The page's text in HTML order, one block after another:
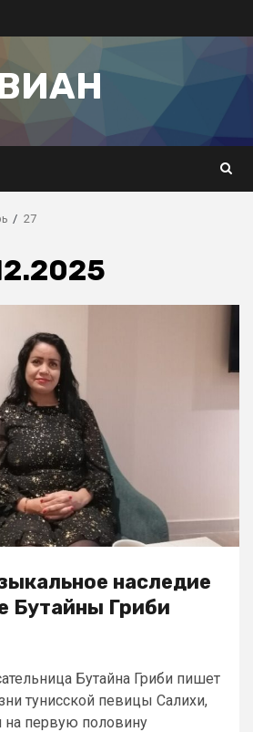
27
наследие
Бутайны Гриби
Бутайна Гриби пишет
тунисской певицы Салихи,
на первую половину